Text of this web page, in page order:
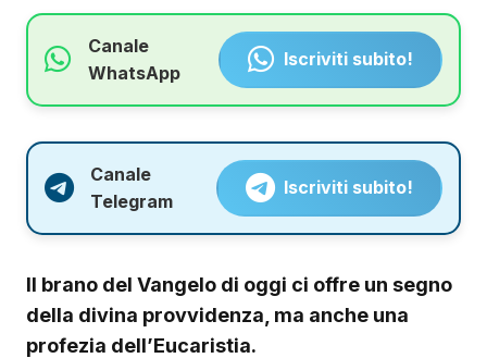
Canale
WhatsApp
Iscriviti subito!
Canale
Telegram
Iscriviti subito!
Il brano del Vangelo di oggi ci offre un segno
della divina provvidenza, ma anche una
profezia dell’Eucaristia.